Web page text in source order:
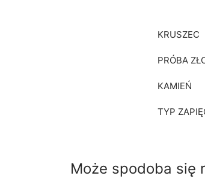
KRUSZEC
PRÓBA
KAMIEŃ
TYP
Może spodoba się